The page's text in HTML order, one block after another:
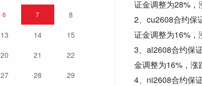
6 7
8
13 14
15
20 21
22
27 28
29
证金调整为28%，
2、cu2608合约保
证金调整为16%，
3、al2608合约保
金调整为16%，涨
4、ni2608合约保